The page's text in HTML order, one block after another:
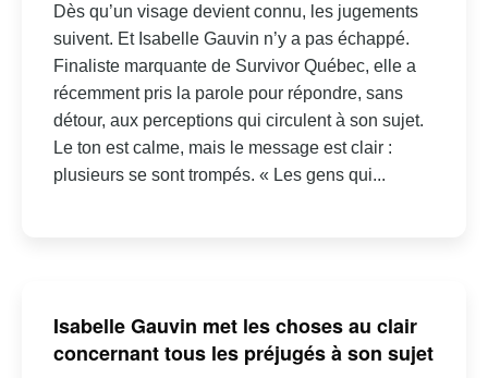
Dès qu’un visage devient connu, les jugements
suivent. Et Isabelle Gauvin n’y a pas échappé.
Finaliste marquante de Survivor Québec, elle a
récemment pris la parole pour répondre, sans
détour, aux perceptions qui circulent à son sujet.
Le ton est calme, mais le message est clair :
plusieurs se sont trompés. « Les gens qui...
Isabelle Gauvin met les choses au clair
concernant tous les préjugés à son sujet